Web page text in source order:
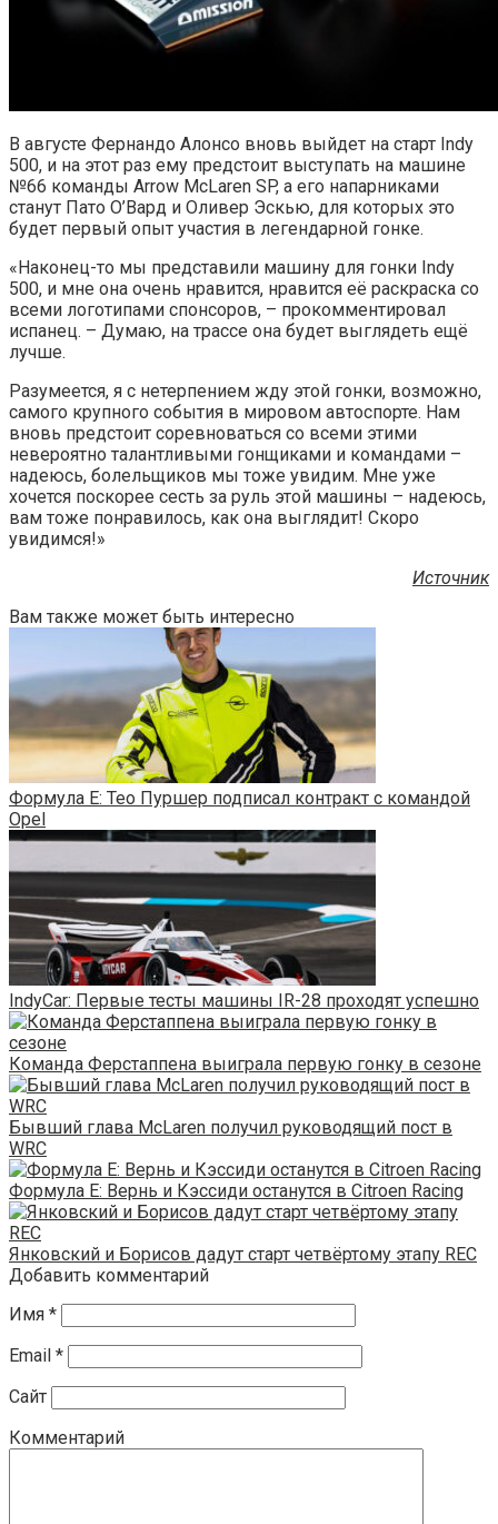
В августе Фернандо Алонсо вновь выйдет на старт Indy
500, и на этот раз ему предстоит выступать на машине
№66 команды Arrow McLaren SP, а его напарниками
станут Пато О’Вард и Оливер Эскью, для которых это
будет первый опыт участия в легендарной гонке.
«Наконец-то мы представили машину для гонки Indy
500, и мне она очень нравится, нравится её раскраска со
всеми логотипами спонсоров, – прокомментировал
испанец. – Думаю, на трассе она будет выглядеть ещё
лучше.
Разумеется, я с нетерпением жду этой гонки, возможно,
самого крупного события в мировом автоспорте. Нам
вновь предстоит соревноваться со всеми этими
невероятно талантливыми гонщиками и командами –
надеюсь, болельщиков мы тоже увидим. Мне уже
хочется поскорее сесть за руль этой машины – надеюсь,
вам тоже понравилось, как она выглядит! Скоро
увидимся!»
Источник
Вам также может быть интересно
Формула E: Тео Пуршер подписал контракт с командой
Opel
IndyCar: Первые тесты машины IR-28 проходят успешно
Команда Ферстаппена выиграла первую гонку в сезоне
Бывший глава McLaren получил руководящий пост в
WRC
Формула Е: Вернь и Кэссиди останутся в Citroen Racing
Янковский и Борисов дадут старт четвёртому этапу REC
Добавить комментарий
Имя *
Email *
Сайт
Комментарий